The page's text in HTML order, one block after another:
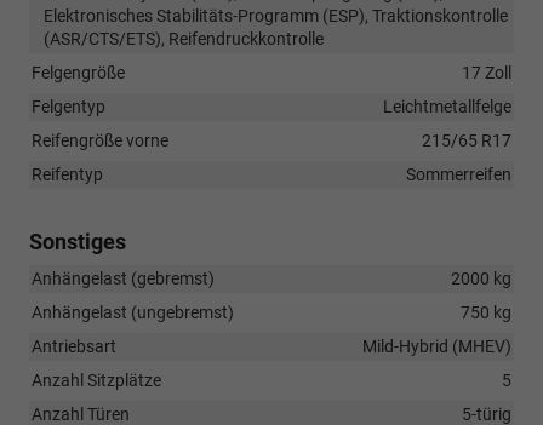
Elektronisches Stabilitäts-Programm (ESP), Traktionskontrolle
(ASR/CTS/ETS), Reifendruckkontrolle
Felgengröße
17 Zoll
Felgentyp
Leichtmetallfelge
Reifengröße vorne
215/65 R17
Reifentyp
Sommerreifen
Sonstiges
Anhängelast (gebremst)
2000 kg
Anhängelast (ungebremst)
750 kg
Antriebsart
Mild-Hybrid (MHEV)
Anzahl Sitzplätze
5
Anzahl Türen
5-türig